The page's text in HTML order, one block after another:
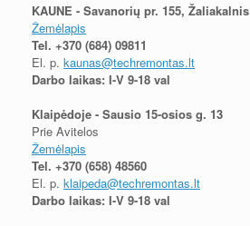
KAUNE - Savanorių pr. 155, Žaliakalnis
Žemėlapis
Tel. +370 (684) 09811
El. p. kaunas@techremontas.lt
Darbo laikas: I-V 9-18 val
Klaipėdoje - Sausio 15-osios g. 13
Prie Avitelos
Žemėlapis
Tel. +370 (658) 48560
El. p. klaipeda@techremontas.lt
Darbo laikas: I-V 9-18 val